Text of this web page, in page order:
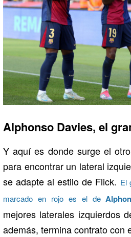
Alphonso Davies, el
Y aquí es donde surge el
para encontrar un lateral
se adapte al estilo de Flick. El
marcado en rojo es el de
mejores laterales izquierdos
además, termina contrato con